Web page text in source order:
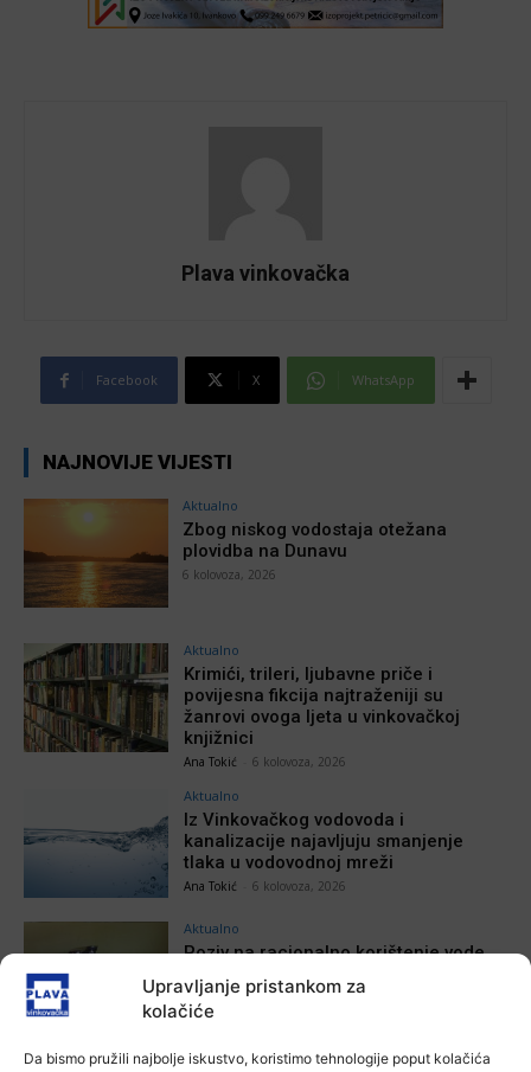
Upravljanje pristankom za
kolačiće
Da bismo pružili najbolje iskustvo, koristimo tehnologije poput kolačića
Plava vinkovačka
Facebook X WhatsApp
NAJNOVIJE VIJESTI
Aktualno
Zbog niskog vodostaja otežana
plovidba na Dunavu
6 kolovoza, 2026
Aktualno
Krimići, trileri, ljubavne priče i
povijesna fikcija najtraženiji su
žanrovi ovoga ljeta u vinkovačkoj
knjižnici
Ana Tokić 6 kolovoza, 2026
Aktualno
Iz Vinkovačkog vodovoda i
kanalizacije najavljuju smanjenje
tlaka u vodovodnoj mreži
Ana Tokić 6 kolovoza, 2026
Aktualno
Poziv na racionalno korištenje vode
Plava vinkovačka